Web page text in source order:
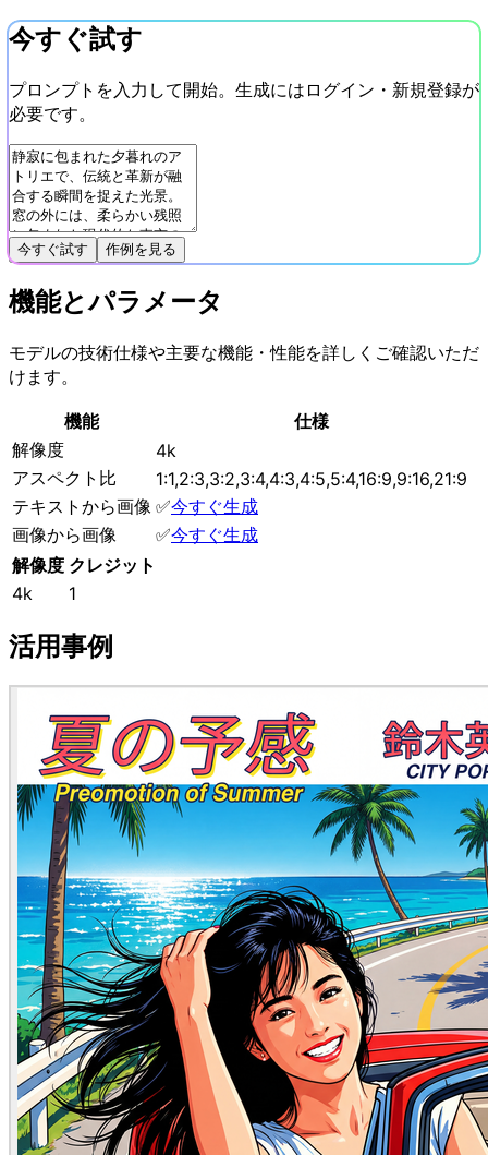
今すぐ試す
プロンプトを入力して開始。生成にはログイン・新規登録が
必要です。
今すぐ試す 作例を見る
機能とパラメータ
モデルの技術仕様や主要な機能・性能を詳しくご確認いただ
けます。
機能
仕様
解像度
4k
アスペクト比
1:1,2:3,3:2,3:4,4:3,4:5,5:4,16:9,9:16,21:9
テキストから画像 ✅今すぐ生成
画像から画像
✅今すぐ生成
解像度 クレジット
4k
1
活用事例